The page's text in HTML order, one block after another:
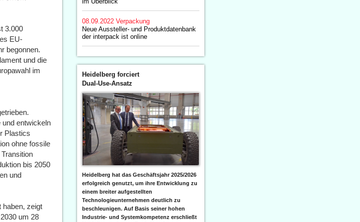
3.000
EU-
begonnen.
und die
im
und entwickeln
Plastics
ohne fossile
bis 2050
und
haben, zeigt
um 28
08.09.2022 Verpackung
Neue Aussteller- und Produktdatenbank
der interpack ist online
Heidelberg forciert
Dual-Use-Ansatz
Heidelberg hat das Geschäftsjahr 2025/2026
erfolgreich genutzt, um ihre Entwicklung zu
einem breiter aufgestellten
Technologieunternehmen deutlich zu
beschleunigen. Auf Basis seiner hohen
Industrie- und Systemkompetenz erschließt